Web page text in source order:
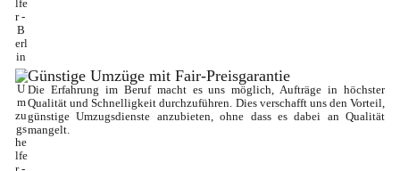
Günstige Umzüge mit Fair-Preisgarantie
Die Erfahrung im Beruf macht es uns möglich, Aufträge in höchster
Qualität und Schnelligkeit durchzuführen. Dies verschafft uns den Vorteil,
günstige Umzugsdienste anzubieten, ohne dass es dabei an Qualität
mangelt.